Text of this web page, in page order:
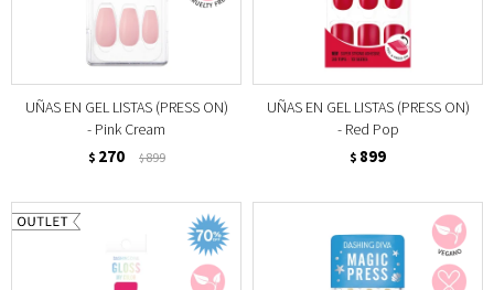
UÑAS EN GEL LISTAS (PRESS ON)
- Pink Cream
$ 270 $899
UÑAS EN GEL LISTAS (PRESS ON)
- Red Pop
$ 899